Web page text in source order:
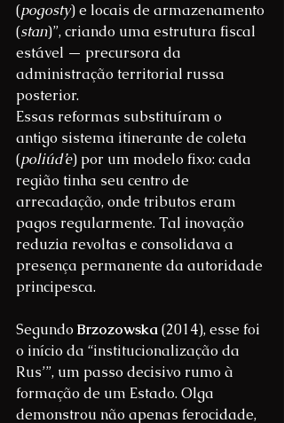
(pogosty) e locais de armazenamento
(stan)”, criando uma estrutura fiscal
estável — precursora da
administração territorial russa
posterior.
Essas reformas substituíram o
antigo sistema itinerante de coleta
(poliúd’e) por um modelo fixo: cada
região tinha seu centro de
arrecadação, onde tributos eram
pagos regularmente. Tal inovação
reduzia revoltas e consolidava a
presença permanente da autoridade
principesca.
Segundo Brzozowska (2014), esse foi
o início da “institucionalização da
Rus’”, um passo decisivo rumo à
formação de um Estado. Olga
demonstrou não apenas ferocidade,